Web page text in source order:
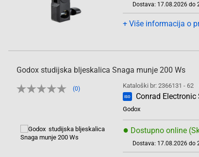
Dostava: 17.08.2026 do
+ Više informacija o
Godox studijska bljeskalica Snaga munje 200 Ws
(0) Kataloški br: 2366131 - 62
ISO Conrad Electronic
Godox
● Dostupno online
Dostava: 17.08.2026 do